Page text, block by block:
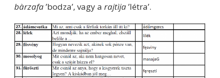
bàrzafa’bodza’, vagy a rajtìja’létra’.